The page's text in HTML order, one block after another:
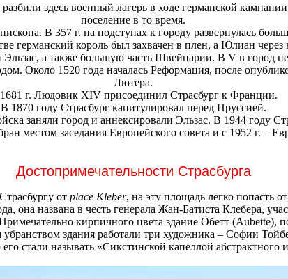
здесь военный лагерь в ходе германской
поселение в то время.
В 357 г. на подступах к городу развернулась
германский король был захвачен в плен, а Юлиан через
а также большую часть Швейцарии. В V в город
Около 1520 года началась Реформация, после
Лютера.
г. Людовик XIV присоединил Страсбург к Франции.
В 1870 году Страсбург капитулировал перед Пруссией.
заняли город и аннексировали Эльзас. В 1944 году
местом заседания Европейского совета и с 1952 г. –
Достопримечательности Страсбурга
отplace Kleber, на эту площадь легко попасть
она названа в честь генерала Жан-Батиста Клебера,
кирпичного цвета здание Обетт (Aubette),
здания работали три художника – Софии
его стали называть «Сикстинской капеллой абстрактного